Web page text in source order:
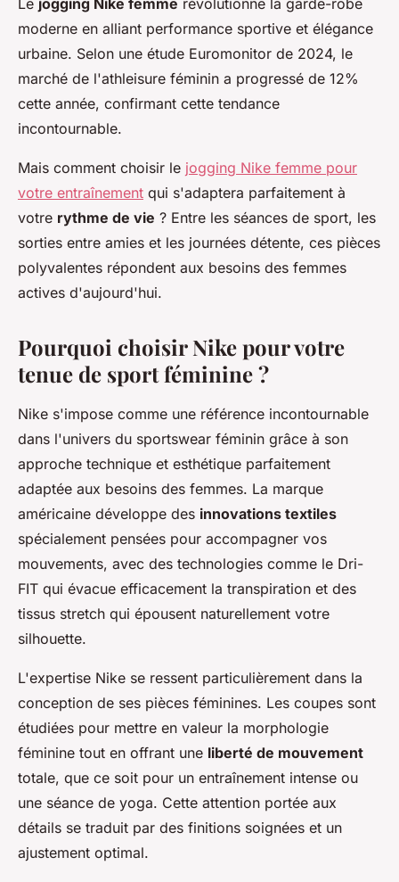
Le jogging Nike femme révolutionne la garde-robe
moderne en alliant performance sportive et élégance
urbaine. Selon une étude Euromonitor de 2024, le
marché de l'athleisure féminin a progressé de 12%
cette année, confirmant cette tendance
incontournable.
Mais comment choisir le jogging Nike femme pour
votre entraînement qui s'adaptera parfaitement à
votre rythme de vie ? Entre les séances de sport, les
sorties entre amies et les journées détente, ces pièces
polyvalentes répondent aux besoins des femmes
actives d'aujourd'hui.
Pourquoi choisir Nike pour votre
tenue de sport féminine ?
Nike s'impose comme une référence incontournable
dans l'univers du sportswear féminin grâce à son
approche technique et esthétique parfaitement
adaptée aux besoins des femmes. La marque
américaine développe des innovations textiles
spécialement pensées pour accompagner vos
mouvements, avec des technologies comme le Dri-
FIT qui évacue efficacement la transpiration et des
tissus stretch qui épousent naturellement votre
silhouette.
L'expertise Nike se ressent particulièrement dans la
conception de ses pièces féminines. Les coupes sont
étudiées pour mettre en valeur la morphologie
féminine tout en offrant une liberté de mouvement
totale, que ce soit pour un entraînement intense ou
une séance de yoga. Cette attention portée aux
détails se traduit par des finitions soignées et un
ajustement optimal.